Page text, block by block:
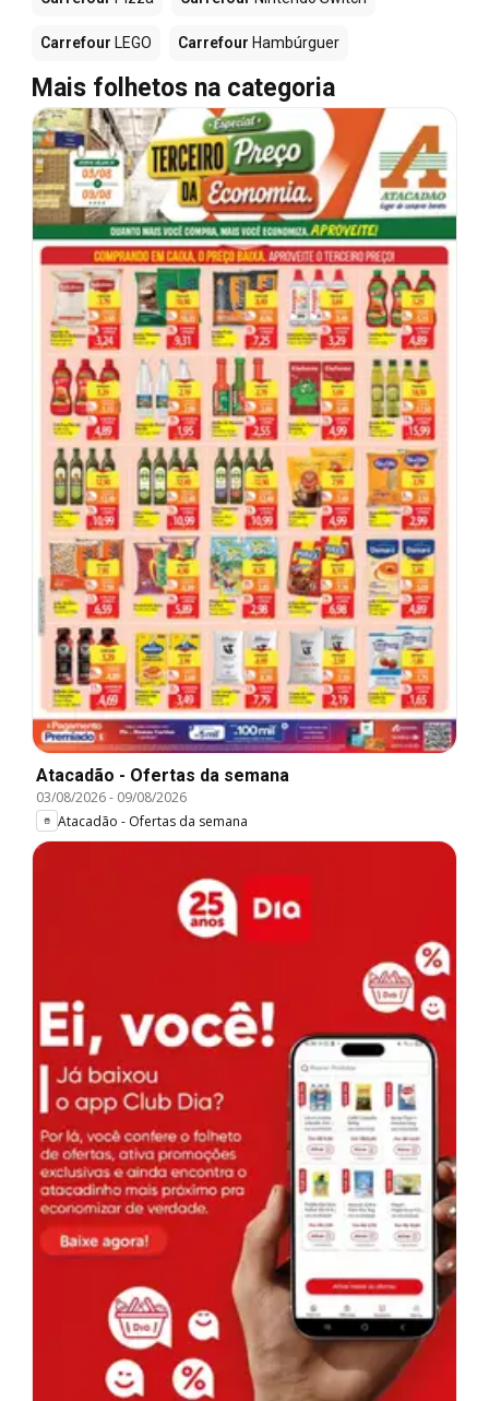
Carrefour LEGO Carrefour Hambúrguer
Mais folhetos na categoria
Atacadão - Ofertas da semana
03/08/2026- 09/08/2026
Atacadão - Ofertas da semana